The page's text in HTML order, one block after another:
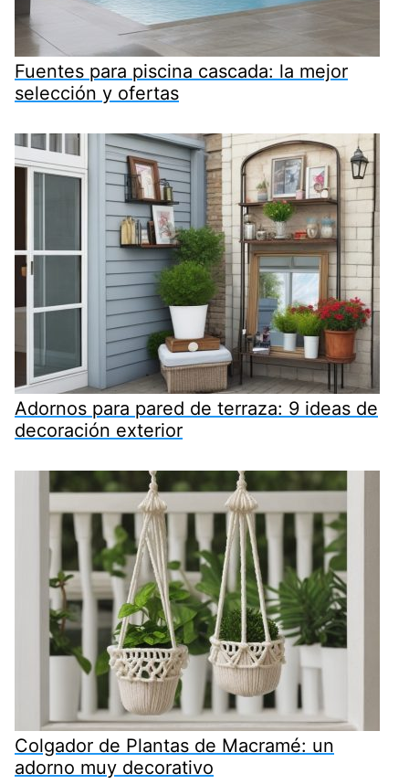
Fuentes para piscina cascada: la mejor
selección y ofertas
Adornos para pared de terraza: 9 ideas de
decoración exterior
Colgador de Plantas de Macramé: un
adorno muy decorativo